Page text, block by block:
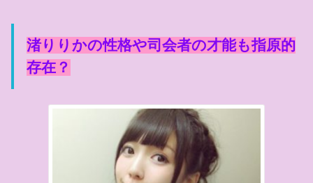
渚りりかの性格や司会者の才能も指原的
存在？